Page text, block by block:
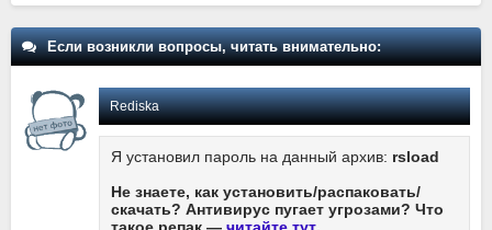
Если возникли вопросы, читать внимательно:
Rediska
Я установил пароль на данный архив: rsload
Не знаете, как установить/распаковать/
скачать? Антивирус пугает угрозами? Что